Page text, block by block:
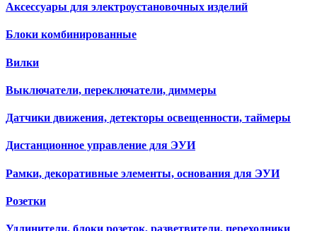
Аксессуары для электроустановочных изделий
Блоки комбинированные
Вилки
Выключатели, переключатели, диммеры
Датчики движения, детекторы освещенности, таймеры
Дистанционное управление для ЭУИ
Рамки, декоративные элементы, основания для ЭУИ
Розетки